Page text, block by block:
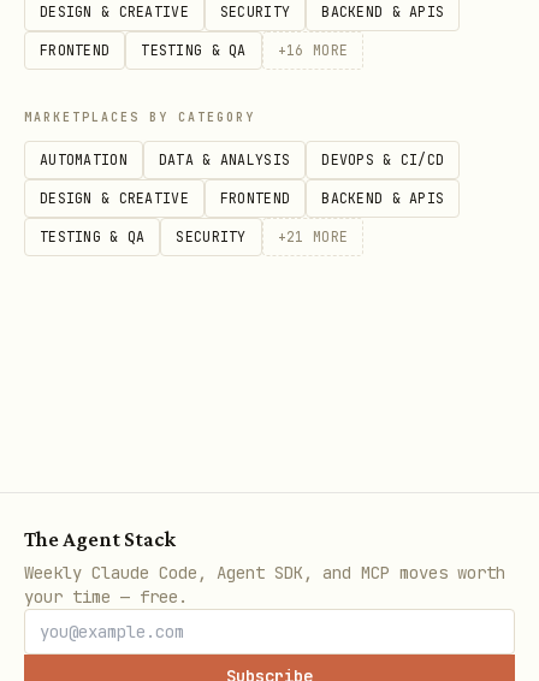
规则：auth login 必须指定范围（ 或
--scope ）。多次 login 的 scope 会累积（增量
Agent 代理发起认证（推荐）
当你作为 AI agent 需要帮用户完成认证时，优先使
用 split-flow，避免在同一轮对话中阻塞等待用户
一轮中展示 URL 后立刻执行
轮询；在不透传中间输出的 agent harness 里，这
会导致用户永远看不到 URL。
DESIGN & CREATIVE SECURITY BACKEND & APIS
FRONTEND TESTING & QA +16 MORE
MARKETPLACES BY CATEGORY
AUTOMATION DATA & ANALYSIS DEVOPS & CI/CD
DESIGN & CREATIVE FRONTEND BACKEND & APIS
TESTING & QA SECURITY +21 MORE
The Agent Stack
Weekly Claude Code, Agent SDK, and MCP moves worth
your time — free.
Subscribe